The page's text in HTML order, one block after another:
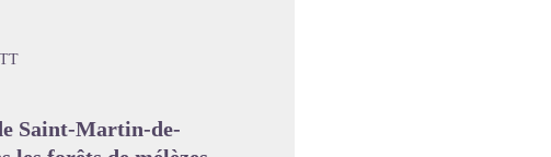
Saint-Martin-de-